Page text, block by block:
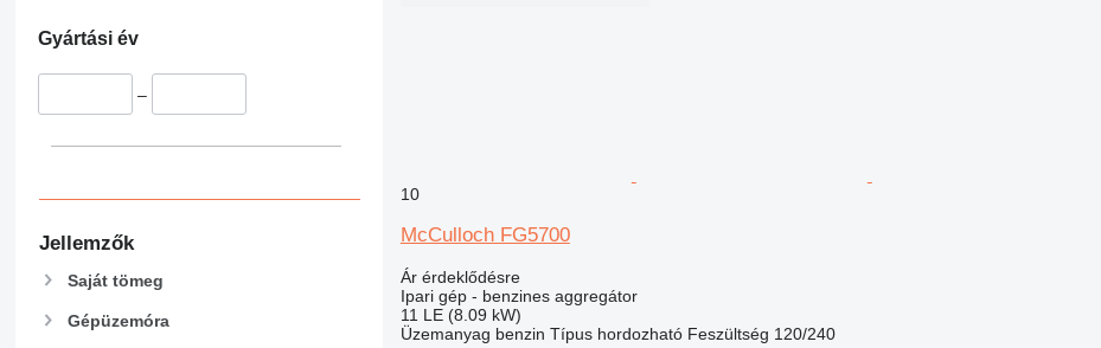
Gyártási év
–
Jellemzők
Saját tömeg
Gépüzemóra
10
McCulloch FG5700
Ár érdeklődésre
Ipari gép - benzines aggregátor
11 LE (8.09 kW)
Üzemanyag benzin Típus hordozható Feszültség 120/240